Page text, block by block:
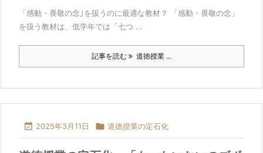
「感動・畏敬の念｣を扱うのに最適な教材？ 「感動・畏敬の念」
を扱う教材は、低学年では「七つ ...
記事を読む 道徳授業 ...
 2025年3月11日  道徳授業の定石化